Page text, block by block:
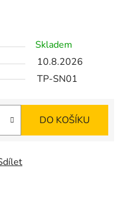
Skladem
10.8.2026
TP-SN01
DO KOŠÍKU